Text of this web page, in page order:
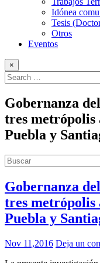
Idónea
Tesis
Otros
Eventos
×
Gobernanza
tres metrópolis
Puebla y
Gobernanza
tres metrópolis
Puebla y
Nov 11,2016 Deja un